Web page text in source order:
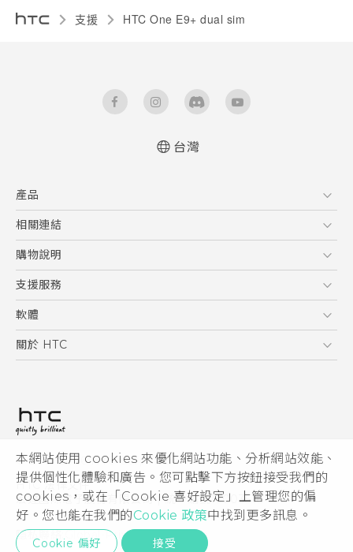
本網站使用 cookies 來優化網站功能、分析網站效能、
提供個性化體驗和廣告。您可點擊下方按鈕接受我們的
cookies，或在「Cookie 喜好設定」上管理您的偏
好。您也能在我們的Cookie 政策中找到更多訊息。
Cookie 偏好 接受
支援 HTC One E9+ dual sim‎
台灣
產品
5G
智慧型手機
配件
相關連結
HTC Research
購物說明
購物須知
訂單管理
付款方式
支援服務
到府收送維修服務
服務中心資訊
客戶服務佈告欄
軟體
應用程式
HTC Sync Manager
關於 HTC
投資人
隱私權政策
產品安全性
Cookie
Security and Privacy Whitepaper
© 2011-2026 HTC Corporation
HTC 法律文件
宏達國際電子股份有限公司 | 統一編號16003518
隱私聯絡:Global-Privacy@htc.com